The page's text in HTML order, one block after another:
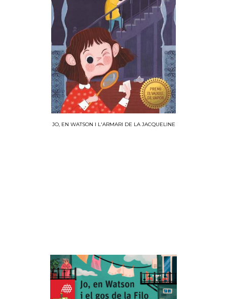
JO, EN WATSON I L'ARMARI DE LA JACQUELINE